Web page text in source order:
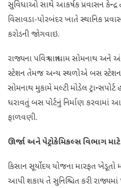
સુવિધાઓ સાથે આકર્ષક પ્રવાસન કેન્દ્ર
વિસાવડા-પોરબંદર ખાતે સ્થાનિક
કરોડની જોગવાઇ.
રાજ્યના પવિત્ર યાત્રાધામ સોમનાથ
સ્ટેશન તેમજ અન્ય સ્થળોએ બસ
સોમનાથ મુકામે મલ્ટી મોડેલ
ધરાવતું બસ પોર્ટનું નિર્માણ કરવામાં
ફાળવણી.
ઊર્જા અને પેટ્રોકેમિકલ્સ વિભાગ
કિસાન સૂર્યોદય યોજના મારફત
આપી શકાય તે સુનિશ્ચિત કરી